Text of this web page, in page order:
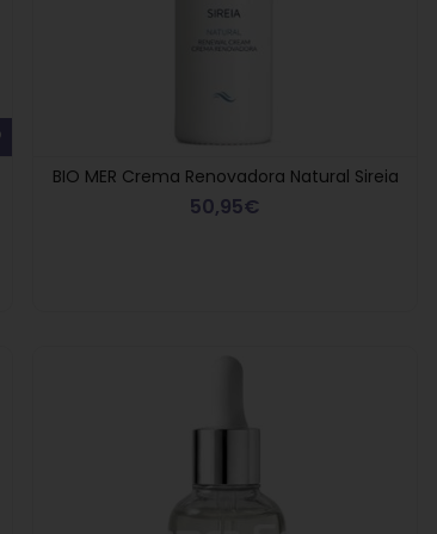
BIO MER Crema Renovadora Natural Sireia
50,95€
Regalo Compras
Superiores a 90€
Montibello
Regalo